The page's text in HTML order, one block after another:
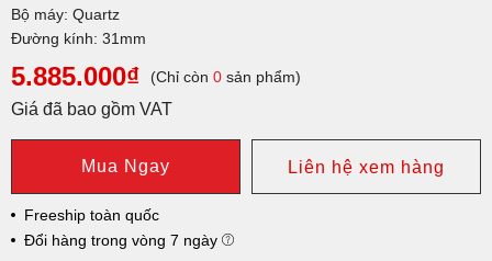
Bộ máy: Quartz
Đường kính: 31mm
5.885.000₫ (Chỉ còn 0 sản phẩm)
Giá đã bao gồm VAT
Mua Ngay Liên hệ xem hàng
Freeship toàn quốc
Đổi hàng trong vòng 7 ngày